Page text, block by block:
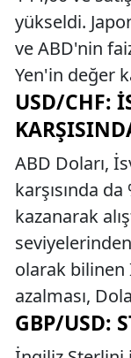
yükseldi.
ve ABD'nin
Yen'in değer
USD/CHF:
ABD Doları,
karşısında
kazanarak
olarak bilinen
azalması,
GBP/USD: